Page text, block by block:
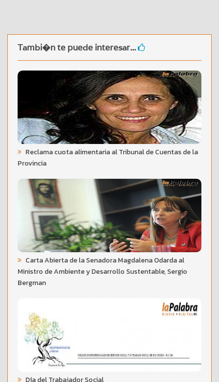
Tambi�n te puede interesar...
Reclama cuota alimentaria al Tribunal de Cuentas de la
Provincia
Carta Abierta de la Senadora Magdalena Odarda al
Ministro de Ambiente y Desarrollo Sustentable, Sergio
Bergman
Día del Trabajador Social